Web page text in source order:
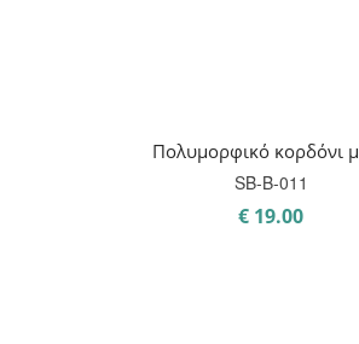
Πολυμορφικό κορδόνι
SB-B-011
€ 19.00